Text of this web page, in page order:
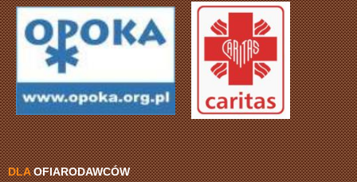
DLAOFIARODAWCÓW